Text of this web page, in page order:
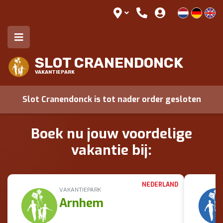
SLOT CRANENDONCK
VAKANTIEPARK
Slot Cranendonck is tot nader order gesloten
Boek nu jouw voordelige
vakantie bij:
NEDERLAND
VAKANTIEPARK
Arnhem